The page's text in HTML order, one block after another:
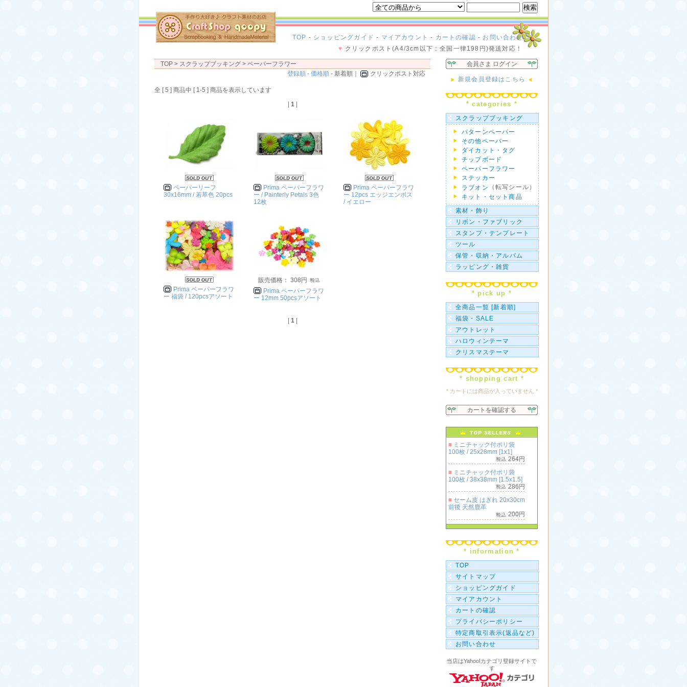
TOP - ショッピングガイド - マイアカウント - カートの確認 - お問い合わせ
♥ クリックポスト(A4/3cm以下：全国一律198円)発送対応！
TOP > スクラップブッキング > ペーパーフラワー
登録順 - 価格順 - 新着順｜ クリックポスト対応
全 [ 5 ] 商品中 [ 1-5 ] 商品を表示しています
| 1|
ペーパーリーフ
30x16mm / 若草色 20pcs
Prima ペーパーフラワ
ー / Painterly Petals 3色
12枚
Prima ペーパーフラワ
ー 12pcs エッジエンボス
/ イエロー
Prima ペーパーフラワ
ー 福袋 / 120pcsアソート
販売価格： 308円
Prima ペーパーフラワ
ー 12mm 50pcsアソート
1|
会員さま ログイン
新規会員登録はこちら
* categories *
スクラップブッキング
パターンペーパー
その他ペーパー
ダイカット・タグ
チップボード
ペーパーフラワー
ステッカー
ラブオン
（転写シール）
キット・セット商品
素材・飾り
リボン・ファブリック
スタンプ・テンプレート
ツール
保管・収納・アルバム
ラッピング・雑貨
* pick up *
全商品一覧 [新着順]
福袋・SALE
アウトレット
ハロウィンテーマ
クリスマステーマ
* shopping cart *
* カートには商品が入っていません *
カートを確認する
■ ミニチャック付ポリ袋
100枚 / 25x28mm [1x1]
264円
■ ミニチャック付ポリ袋
100枚 / 38x38mm [1.5x1.5]
286円
■ セーム皮 はぎれ 20x30cm
前後 天然鹿革
200円
■ミニチャック付ポリ袋
396円
横長 ミニチャック付ポリ
袋 100枚 / 50x25mm [2x1]
286円
* information *
TOP
サイトマップ
ショッピングガイド
マイアカウント
カートの確認
プライバシーポリシー
特定商取引表示(返品など)
お問い合わせ
当店はYahoo!カテゴリ登録サイトで
す